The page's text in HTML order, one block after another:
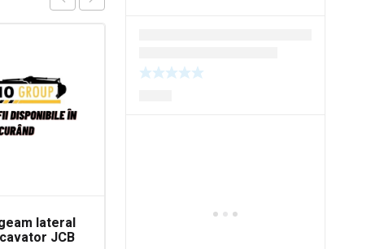
lateral
JCB
Furtun hidraulic